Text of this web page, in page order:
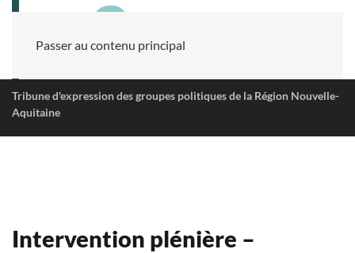
Passer au contenu principal
Tribune d'expression des groupes politiques de la Région Nouvelle-
Aquitaine
Intervention plénière –